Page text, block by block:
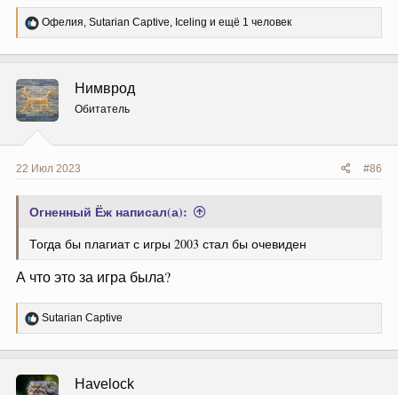
Р
е
ц
и
и
:
Офелия, Sutarian Captive, Iceling и ещё 1 человек
Нимврод
Обитатель
22 Июл 2023 #86
Огненный Ёж написал(а):
Тогда бы плагиат с игры 2003 стал бы очевиден
А что это за игра была?
Р
е
ц
и
Sutarian Captive
Havelock